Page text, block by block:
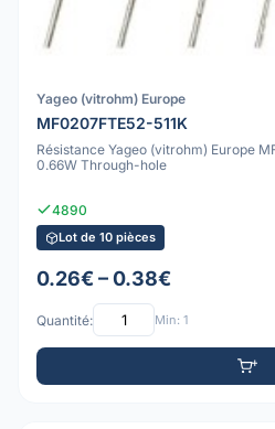
Yageo (vitrohm) Europe
MF0207FTE52-511K
Résistance Yageo (vitrohm) Europe
0.66W Through-hole
4890
Lot de 10 pièces
0.26€ – 0.38€
Quantité: Min: 1